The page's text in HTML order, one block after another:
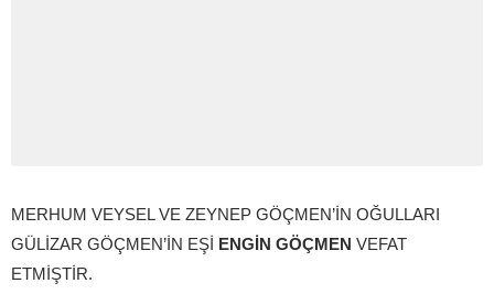
MERHUM VEYSEL VE ZEYNEP GÖÇMEN’İN OĞULLARI
GÜLİZAR GÖÇMEN’İN EŞİ ENGİN GÖÇMEN VEFAT
ETMİŞTİR.